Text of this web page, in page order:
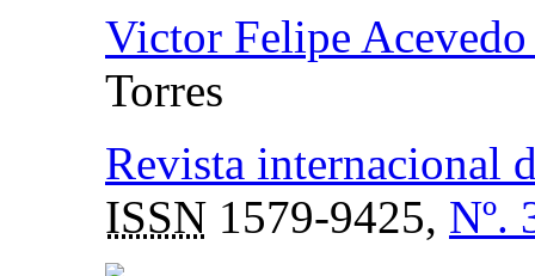
Victor Felipe
Torres
Revista internacional
ISSN 1579-9425, Nº.